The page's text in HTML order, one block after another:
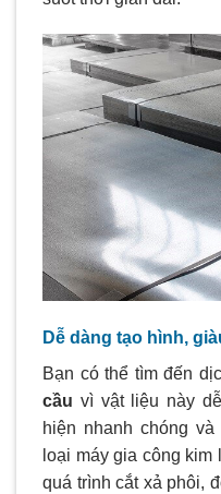
Dễ dàng tạo hình,
Bạn có thể tìm đến
cầu vì vật liệu này
hiện nhanh chóng
loại máy gia công
quá trình cắt xả phôi,